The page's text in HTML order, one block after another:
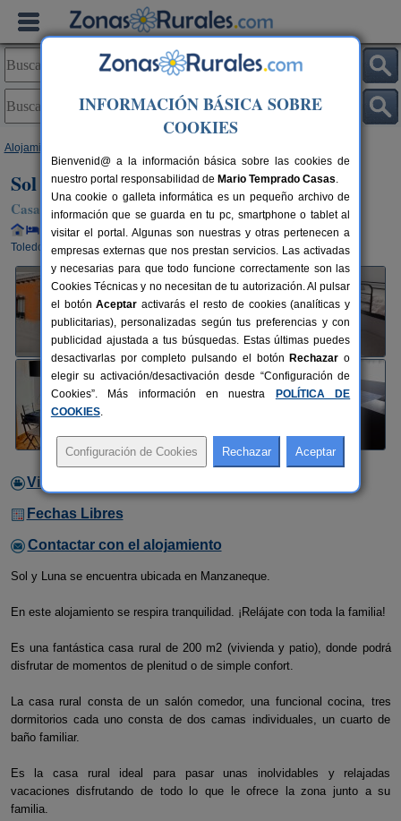
Alojamientos
Sol y Luna
Casa Rural en Manzaneque (Toledo)
Alquiler completo y por habitaciones 6+2 plazas
38 km de
Toledo
Video
Fechas Libres
Contactar con el alojamiento
Sol y Luna se encuentra ubicada en Manzaneque.
En este alojamiento se respira tranquilidad. ¡Relájate con toda la familia!
Es una fantástica casa rural de 200 m2 (vivienda y patio), donde podrá
disfrutar de momentos de plenitud o de simple confort.
La casa rural consta de un salón comedor, una funcional cocina, tres
dormitorios cada uno consta de dos camas individuales, un cuarto de
baño familiar.
Es la casa rural ideal para pasar unas inolvidables y relajadas
vacaciones disfrutando de todo lo que le ofrece la zona junto a su
familia.
INFORMACIÓN BÁSICA SOBRE
COOKIES
Bienvenid@ a la información básica sobre las cookies de
nuestro portal responsabilidad de Mario Temprado Casas.
Una cookie o galleta informática es un pequeño archivo de
información que se guarda en tu pc, smartphone o tablet al
visitar el portal. Algunas son nuestras y otras pertenecen a
empresas externas que nos prestan servicios. Las activadas
y necesarias para que todo funcione correctamente son las
Cookies Técnicas y no necesitan de tu autorización. Al pulsar
el botónAceptar activarás el resto de cookies (analíticas y
publicitarias), personalizadas según tus preferencias y con
publicidad ajustada a tus búsquedas. Estas últimas puedes
desactivarlas por completo pulsando el botón Rechazar o
elegir su activación/desactivación desde “Configuración de
Cookies”. Más información en nuestra
POLÍTICA DE
COOKIES.